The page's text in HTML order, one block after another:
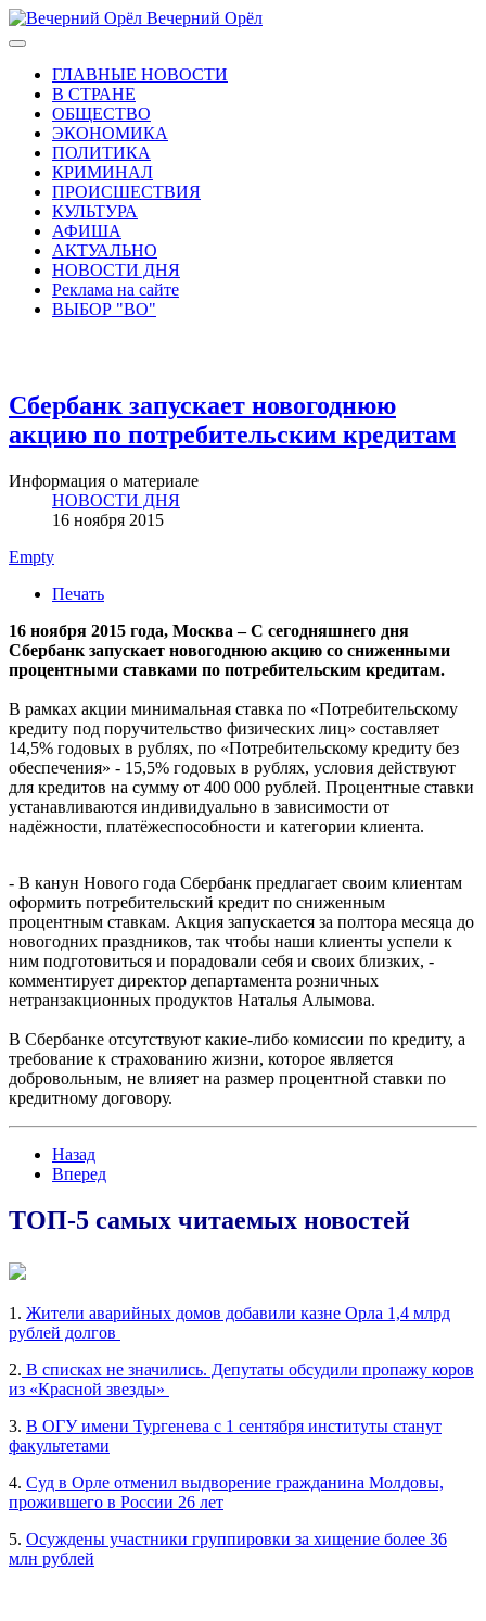
Вечерний Орёл
ГЛАВНЫЕ НОВОСТИ
В СТРАНЕ
ОБЩЕСТВО
ЭКОНОМИКА
ПОЛИТИКА
КРИМИНАЛ
ПРОИСШЕСТВИЯ
КУЛЬТУРА
АФИША
АКТУАЛЬНО
НОВОСТИ ДНЯ
Реклама на сайте
ВЫБОР "ВО"
Сбербанк запускает новогоднюю
акцию по потребительским кредитам
Информация о материале
НОВОСТИ ДНЯ
16 ноября 2015
Empty
Печать
16 ноября 2015 года, Москва – С сегодняшнего дня
Сбербанк запускает новогоднюю акцию со сниженными
процентными ставками по потребительским кредитам.
В рамках акции минимальная ставка по «Потребительскому
кредиту под поручительство физических лиц» составляет
14,5% годовых в рублях, по «Потребительскому кредиту без
обеспечения» - 15,5% годовых в рублях, условия действуют
для кредитов на сумму от 400 000 рублей. Процентные ставки
устанавливаются индивидуально в зависимости от
надёжности, платёжеспособности и категории клиента.
- В канун Нового года Сбербанк предлагает своим клиентам
оформить потребительский кредит по сниженным
процентным ставкам. Акция запускается за полтора месяца до
новогодних праздников, так чтобы наши клиенты успели к
ним подготовиться и порадовали себя и своих близких, -
комментирует директор департамента розничных
нетранзакционных продуктов Наталья Алымова.
В Сбербанке отсутствуют какие-либо комиссии по кредиту, а
требование к страхованию жизни, которое является
добровольным, не влияет на размер процентной ставки по
кредитному договору.
Назад
Вперед
ТОП-5 самых читаемых новостей
1. Жители аварийных домов добавили казне Орла 1,4 млрд
рублей долгов
2. В списках не значились. Депутаты обсудили пропажу коров
из «Красной звезды»
3. В ОГУ имени Тургенева с 1 сентября институты станут
факультетами
4. Суд в Орле отменил выдворение гражданина Молдовы,
прожившего в России 26 лет
5. Осуждены участники группировки за хищение более 36
млн рублей